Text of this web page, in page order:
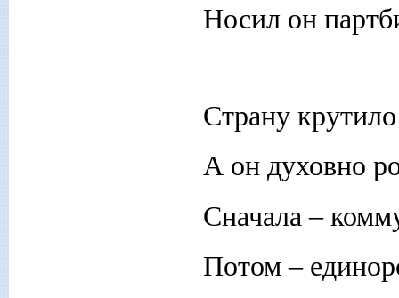
Носил он
Страну
А он духовно
Сначала –
Потом –